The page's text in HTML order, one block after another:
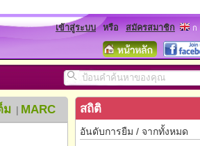
เข้าสู่ระบบ หรือ สมัครสมาชิก ก
ม | MARC สถิติ
อันดับการยืม / จากทั้งหมด